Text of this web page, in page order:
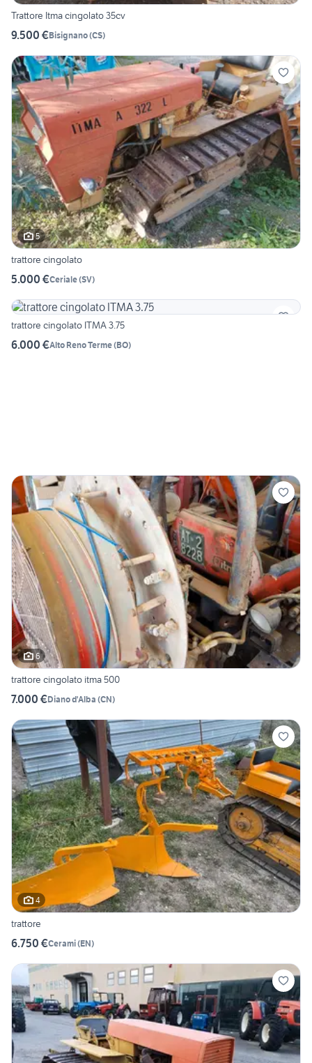
Trattore Itma cingolato 35cv
9.500 €Bisignano(CS)
5
trattore cingolato
5.000 €Ceriale(SV)
trattore cingolato ITMA 3.75
6.000 €Alto Reno Terme(BO)
6
trattore cingolato itma 500
7.000 €Diano d'Alba (CN)
4
trattore
6.750 €Cerami(EN)